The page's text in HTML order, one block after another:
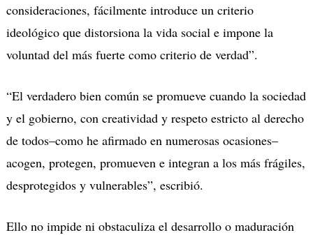
consideraciones, fácilmente introduce un criterio
ideológico que distorsiona la vida social e impone la
voluntad del más fuerte como criterio de verdad”.
“El verdadero bien común se promueve cuando la sociedad
y el gobierno, con creatividad y respeto estricto al derecho
de todos–como he afirmado en numerosas ocasiones–
acogen, protegen, promueven e integran a los más frágiles,
desprotegidos y vulnerables”, escribió.
Ello no impide ni obstaculiza el desarrollo o maduración